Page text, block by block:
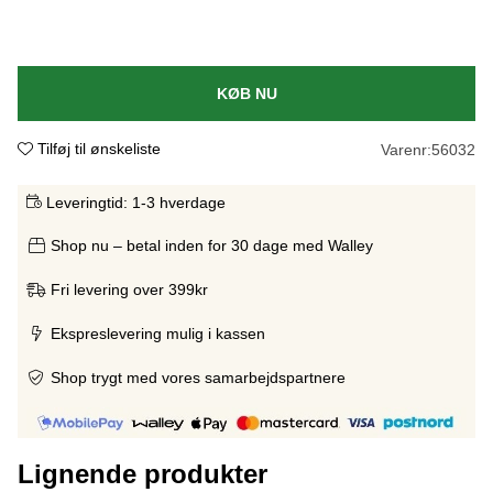
KØB NU
Tilføj til ønskeliste Varenr:56032
Leveringtid: 1-3 hverdage
Shop nu – betal inden for 30 dage med Walley
Fri levering over 399kr
Ekspreslevering mulig i kassen
Shop trygt med vores samarbejdspartnere
Lignende produkter